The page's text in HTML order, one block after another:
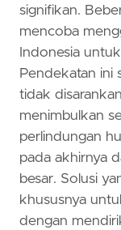
signifikan.
mencoba
Indonesia
Pendekatan ini
tidak
menimbulkan
perlindungan
pada akhirnya
besar. Solusi
khususnya
dengan